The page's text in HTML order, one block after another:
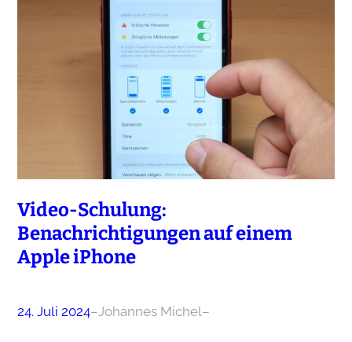
Video-Schulung:
Benachrichtigungen auf einem
Apple iPhone
24. Juli 2024–Johannes Michel–